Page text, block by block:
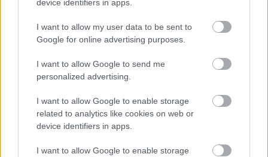
device identifiers in apps.
I want to allow my user data to be sent to
Google for online advertising purposes.
I want to allow Google to send me
personalized advertising.
I want to allow Google to enable storage
related to analytics like cookies on web or
device identifiers in apps.
I want to allow Google to enable storage
Felkészülési szezon 4. mérkőzés
2026-08-08 17:00
Leeds UnitedvsManchester United